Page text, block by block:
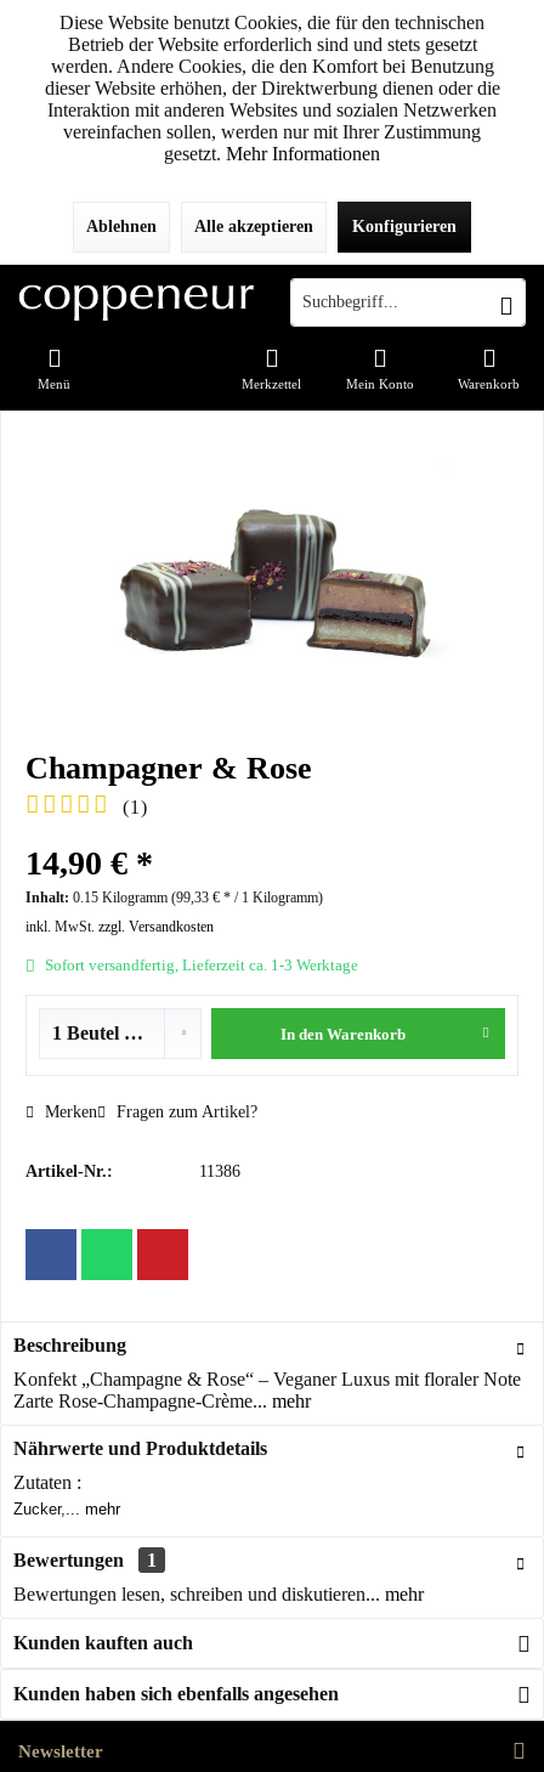
Diese Website benutzt Cookies, die für den technischen
Betrieb der Website erforderlich sind und stets gesetzt
werden. Andere Cookies, die den Komfort bei Benutzung
dieser Website erhöhen, der Direktwerbung dienen oder die
Interaktion mit anderen Websites und sozialen Netzwerken
vereinfachen sollen, werden nur mit Ihrer Zustimmung
gesetzt. Mehr Informationen
Ablehnen Alle akzeptieren Konfigurieren
Menü Warenkorb
Merkzettel Mein Konto
Champagner & Rose
(1 )
14,90 € *
Inhalt: 0.15 Kilogramm (99,33 € * / 1 Kilogramm)
inkl. MwSt. zzgl. Versandkosten
Sofort versandfertig, Lieferzeit ca. 1-3 Werktage
In den Warenkorb
Merken Fragen zum Artikel?
Artikel-Nr.: 11386
Beschreibung
Konfekt „Champagne & Rose“ – Veganer Luxus mit floraler Note
Zarte Rose-Champagne-Crème... mehr
Nährwerte und Produktdetails
Zutaten :
Zucker,... mehr
Bewertungen
1
Bewertungen lesen, schreiben und diskutieren... mehr
Kunden kauften auch
Kunden haben sich ebenfalls angesehen
Newsletter